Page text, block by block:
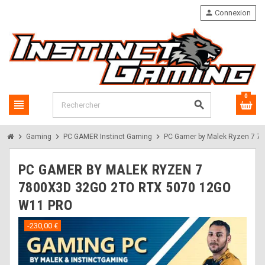
view_headline search
person Connexion
0
chevron_right Gaming chevron_right PC GAMER Instinct Gaming chevron_right PC Gamer by Malek Ryzen 7
PC GAMER BY MALEK RYZEN 7
7800X3D 32GO 2TO RTX 5070 12GO
W11 PRO
-230,00 €